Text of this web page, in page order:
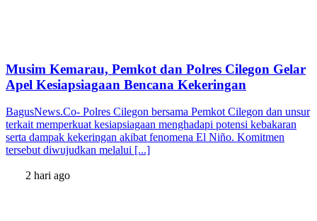
Musim Kemarau, Pemkot dan Polres Cilegon Gelar
Apel Kesiapsiagaan Bencana Kekeringan
BagusNews.Co- Polres Cilegon bersama Pemkot Cilegon dan unsur
terkait memperkuat kesiapsiagaan menghadapi potensi kebakaran
serta dampak kekeringan akibat fenomena El Niño. Komitmen
tersebut diwujudkan melalui [...]
2 hari ago